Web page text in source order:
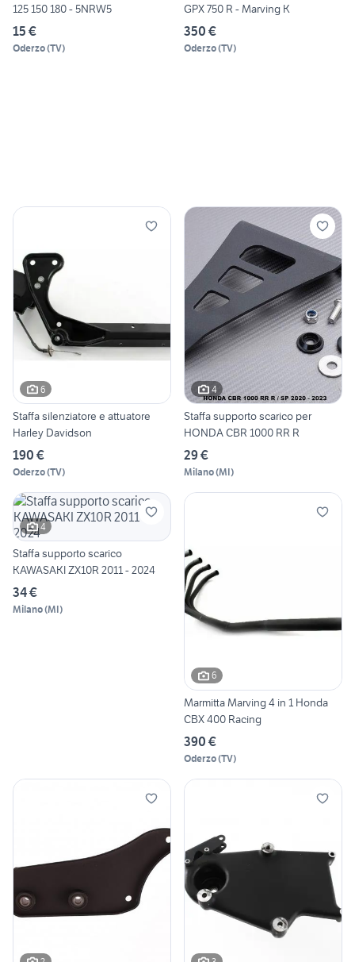
125 150 180 - 5NRW5
15 €
Oderzo(TV)
GPX 750 R - Marving K
350 €
Oderzo(TV)
6
Staffa silenziatore e attuatore
Harley Davidson
190 €
Oderzo(TV)
4
Staffa supporto scarico per
HONDA CBR 1000 RR R
29 €
Milano(MI)
4
Staffa supporto scarico
KAWASAKI ZX10R 2011 - 2024
34 €
Milano(MI)
6
Marmitta Marving 4 in 1 Honda
CBX 400 Racing
390 €
Oderzo(TV)